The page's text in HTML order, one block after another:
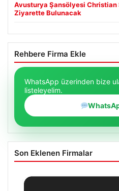
Avusturya Şansölyesi Christian
Ziyarette Bulunacak
Rehbere Firma Ekle
WhatsApp üzerinden bize
listeleyelim.
Son Eklenen Firmalar